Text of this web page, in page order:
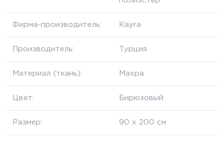
Фирма-производитель: Kayra
Производитель: Турция
Материал (ткань): Махра
Цвет: Бирюзовый
Размер: 90 x 200 см